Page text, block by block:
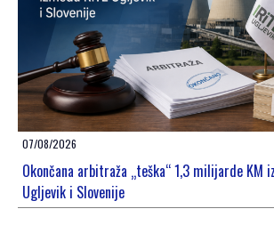
07/08/2026
Okončana arbitraža „teška“ 1,3 milijarde KM
Ugljevik i Slovenije